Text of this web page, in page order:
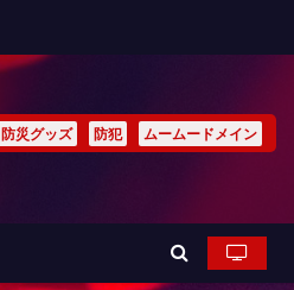
防災グッズ 防犯 ムームードメイン